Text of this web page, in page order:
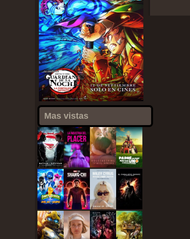
Mas vistas